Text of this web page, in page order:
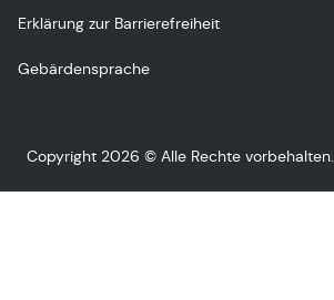
Erklärung zur Barrierefreiheit
Gebärdensprache
Copyright 2026 © Alle Rechte vorbehalten.